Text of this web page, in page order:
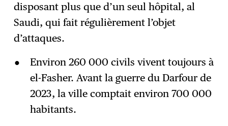
disposant plus que d’un seul hôpital, al
Saudi, qui fait régulièrement l’objet
d’attaques.
Environ 260 000 civils vivent toujours à
el-Fasher. Avant la guerre du Darfour de
2023, la ville comptait environ 700 000
habitants.